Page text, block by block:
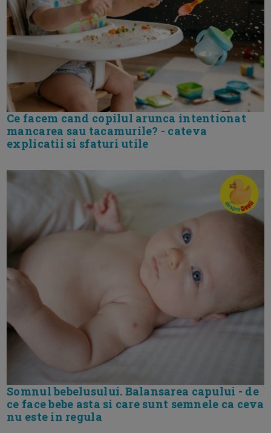
Ce facem cand copilul arunca intentionat
mancarea sau tacamurile? - cateva
explicatii si sfaturi utile
Somnul bebelusului. Balansarea capului - de
ce face bebe asta si care sunt semnele ca ceva
nu este in regula